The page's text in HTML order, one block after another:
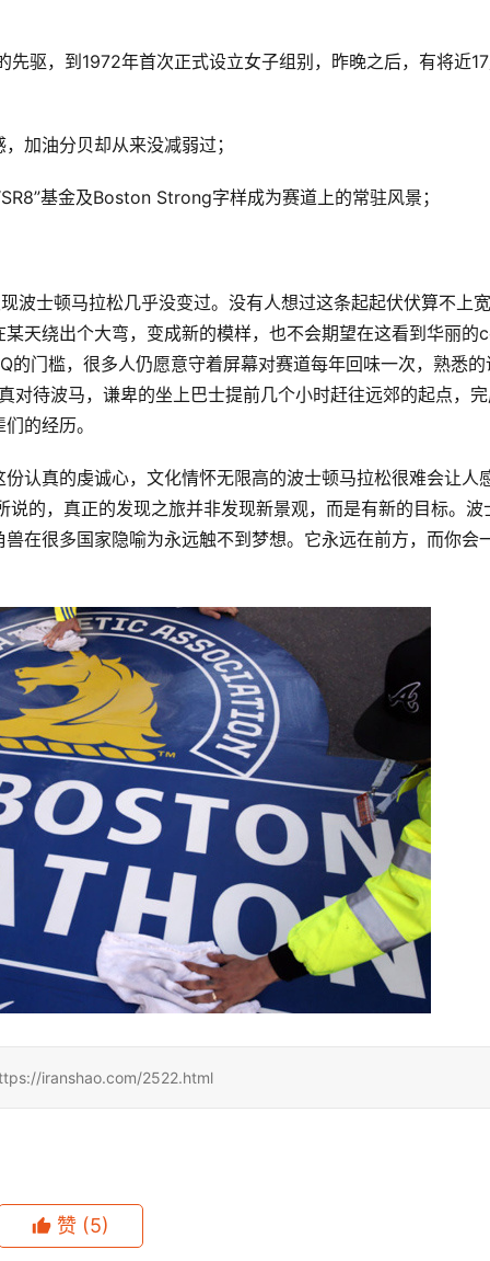
驱，到1972年首次正式设立女子组别，昨晚之后，有将近
加油分贝却从来没减弱过；
基金及Boston Strong字样成为赛道上的常驻风景；
波士顿马拉松几乎没变过。没有人想过这条起起伏伏算不上宽
天绕出个大弯，变成新的模样，也不会期望在这看到华丽的
的门槛，很多人仍愿意守着屏幕对赛道每年回味一次，熟悉的
对待波马，谦卑的坐上巴士提前几个小时赶往远郊的起点，
的经历。
认真的虔诚心，文化情怀无限高的波士顿马拉松很难会让人
说的，真正的发现之旅并非发现新景观，而是有新的目标。波
在很多国家隐喻为永远触不到梦想。它永远在前方，而你会
iranshao.com/2522.html
赞 (5)